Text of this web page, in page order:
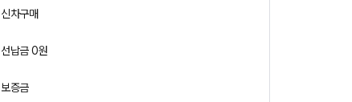
신차구매
선납금 0원
보증금